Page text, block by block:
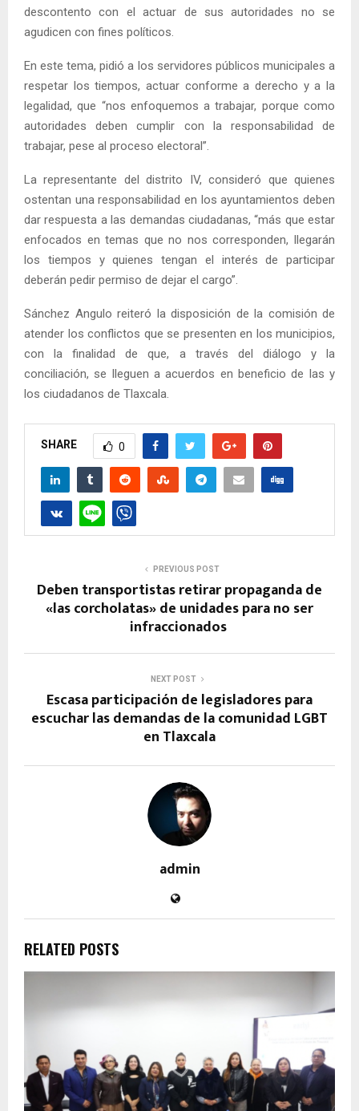
descontento con el actuar de sus autoridades no se
agudicen con fines políticos.
En este tema, pidió a los servidores públicos municipales a
respetar los tiempos, actuar conforme a derecho y a la
legalidad, que “nos enfoquemos a trabajar, porque como
autoridades deben cumplir con la responsabilidad de
trabajar, pese al proceso electoral”.
La representante del distrito IV, consideró que quienes
ostentan una responsabilidad en los ayuntamientos deben
dar respuesta a las demandas ciudadanas, “más que estar
enfocados en temas que no nos corresponden, llegarán
los tiempos y quienes tengan el interés de participar
deberán pedir permiso de dejar el cargo”.
Sánchez Angulo reiteró la disposición de la comisión de
atender los conflictos que se presenten en los municipios,
con la finalidad de que, a través del diálogo y la
conciliación, se lleguen a acuerdos en beneficio de las y
los ciudadanos de Tlaxcala.
SHARE 0
PREVIOUS POST
Deben transportistas retirar propaganda de
«las corcholatas» de unidades para no ser
infraccionados
NEXT POST
Escasa participación de legisladores para
escuchar las demandas de la comunidad LGBT
en Tlaxcala
admin
RELATED POSTS